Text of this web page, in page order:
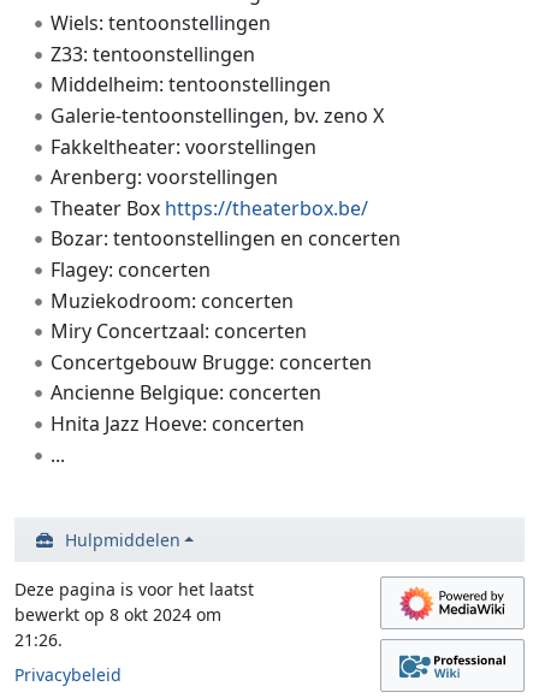
Wiels: tentoonstellingen
Z33: tentoonstellingen
Middelheim: tentoonstellingen
Galerie-tentoonstellingen, bv. zeno X
Fakkeltheater: voorstellingen
Arenberg: voorstellingen
Theater Box https://theaterbox.be/
Bozar: tentoonstellingen en concerten
Flagey: concerten
Muziekodroom: concerten
Miry Concertzaal: concerten
Concertgebouw Brugge: concerten
Ancienne Belgique: concerten
Hnita Jazz Hoeve: concerten
...
Hulpmiddelen
Deze pagina is voor het laatst
bewerkt op 8 okt 2024 om
21:26.
Privacybeleid